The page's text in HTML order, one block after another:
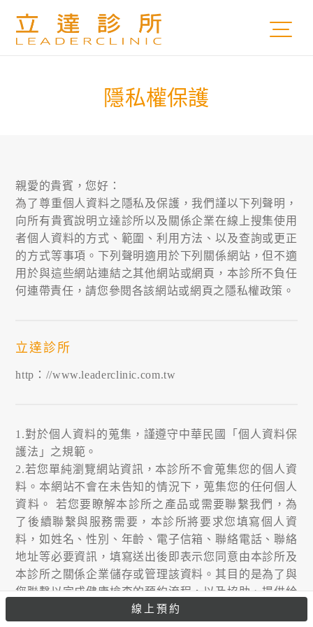
線上預約
隱私權保護
親愛的貴賓，您好：
為了尊重個人資料之隱私及保護，我們謹以下列聲明，
向所有貴賓說明立達診所以及關係企業在線上搜集使用
者個人資料的方式、範圍、利用方法、以及查詢或更正
的方式等事項。下列聲明適用於下列關係網站，但不適
用於與這些網站連結之其他網站或網頁，本診所不負任
何連帶責任，請您參閱各該網站或網頁之隱私權政策。
立達診所
http：//www.leaderclinic.com.tw
1.對於個人資料的蒐集，謹遵守中華民國「個人資料保
護法」之規範。
2.若您單純瀏覽網站資訊，本診所不會蒐集您的個人資
料。本網站不會在未告知的情況下，蒐集您的任何個人
資料。 若您要瞭解本診所之產品或需要聯繫我們，為
了後續聯繫與服務需要，本診所將要求您填寫個人資
料，如姓名、性別、年齡、電子信箱、聯絡電話、聯絡
地址等必要資訊，填寫送出後即表示您同意由本診所及
本診所之關係企業儲存或管理該資料。其目的是為了與
您聯繫以完成健康檢查的預約流程，以及協助、提供給
您更完整的個人健康管理服務；相關資料如為非必填項